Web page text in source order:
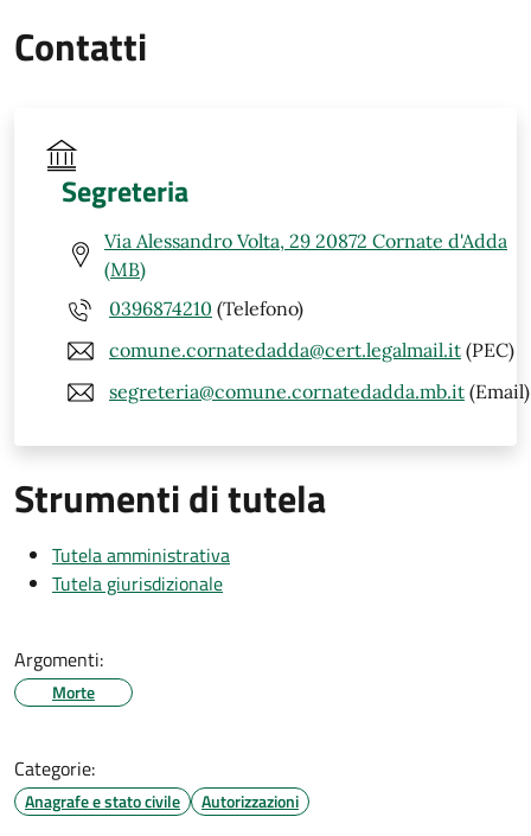
Contatti
Segreteria
Via Alessandro Volta, 29 20872 Cornate d'Adda
(MB)
0396874210 (Telefono)
comune.cornatedadda@cert.legalmail.it (PEC)
segreteria@comune.cornatedadda.mb.it (Email)
Strumenti di tutela
Tutela amministrativa
Tutela giurisdizionale
Argomenti:
Morte
Categorie:
Anagrafe e stato civile Autorizzazioni